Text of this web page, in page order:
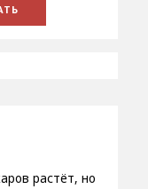
растёт, но